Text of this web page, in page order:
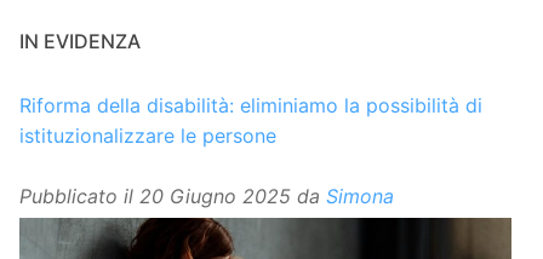
IN EVIDENZA
Riforma della disabilità: eliminiamo la possibilità di
istituzionalizzare le persone
Pubblicato il 20 Giugno 2025 da Simona